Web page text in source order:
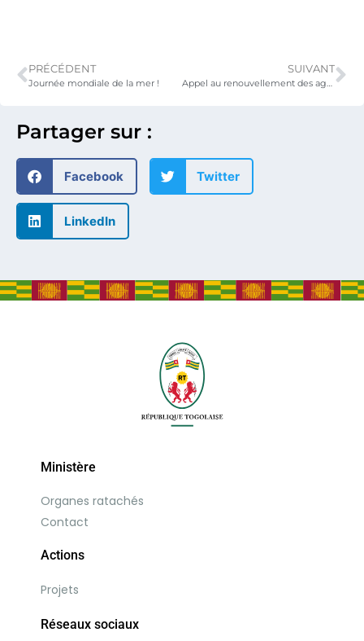
Partager sur :
Facebook Twitter
LinkedIn
PRÉCÉDENT
Journée mondiale de la mer !
SUIVANT
Appel au renouvellement des agréments sanitaires des sociétés importatrices de produits halieutiques
Ministère
Organes ratachés
Contact
Actions
Projets
Réseaux sociaux